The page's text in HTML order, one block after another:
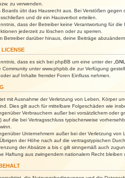
zu verwenden.
Boards übt das Hausrecht aus. Bei Verstößen
und dir ein Hausverbot erteilen.
dass der Betreiber keine Verantwortung für
jederzeit zu löschen oder zu sperren.
Betreiber darüber hinaus, deine Beiträge
dass es sich bei phpBB um eine unter der „
Community unter www.phpbb.de zur Verfügung
auf Inhalte fremder Foren Einfluss nehmen.
mit Ausnahme der Verletzung von Leben, Körper
Dies gilt auch für mittelbare Folgeschäden wie
Verbrauchern außer bei vorsätzlichem oder
auf die bei Vertragsschluss typischerweise
Unternehmern außer bei der Verletzung
der Höhe nach auf die vertragstypischen
der Absätze a bis c gilt sinngemäß auch
Haftung aus zwingendem nationalem Recht bleiben